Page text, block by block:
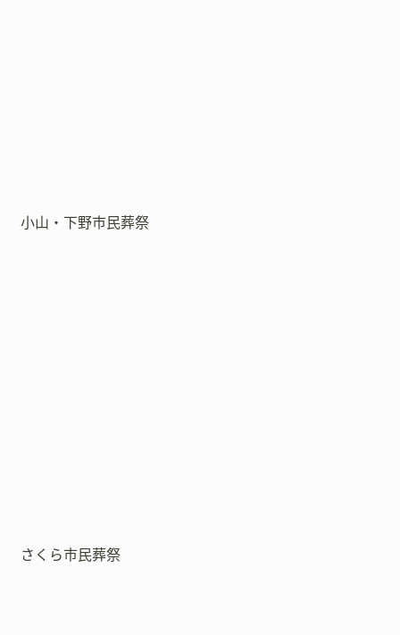
小山・下野市民葬祭
さくら市民葬祭